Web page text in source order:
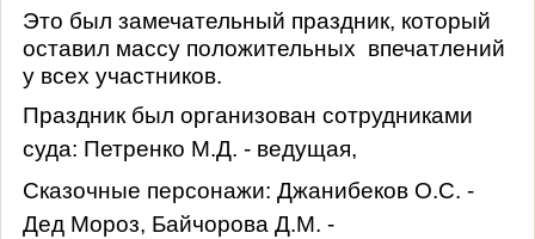
Это был замечательный праздник, который
оставил массу положительных впечатлений
у всех участников.
Праздник был организован сотрудниками
суда: Петренко М.Д. - ведущая,
Сказочные персонажи: Джанибеков О.С. -
Дед Мороз, Байчорова Д.М. -